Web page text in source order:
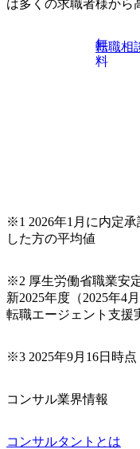
り、常に刺激を受け
コンサルティングフ
サルティングファー
できる 豊富な経験を
ーションの開発 など)
アケイパビリティを活
できる 2026年8月21日(
く可能性がございます
できる機会ですので、
名参加する予定です！
は多くの求職者様から
無
料
転職相
※1 2026年1月に内定
した方の平均値
※2 厚生労働省職業安
新2025年度（2025年4
転職エージェント支援
※3 2025年9月16日時点
コンサル業界情報
コンサルタントとは